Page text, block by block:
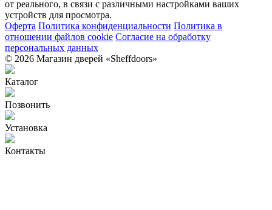
от реального, в связи с различными настройками ваших
устройств для просмотра.
Оферта Политика конфиденциальности Политика в
отношении файлов cookie Согласие на обработку
персональных данных
© 2026 Магазин дверей «Sheffdoors»
Каталог
Позвонить
Установка
Контакты